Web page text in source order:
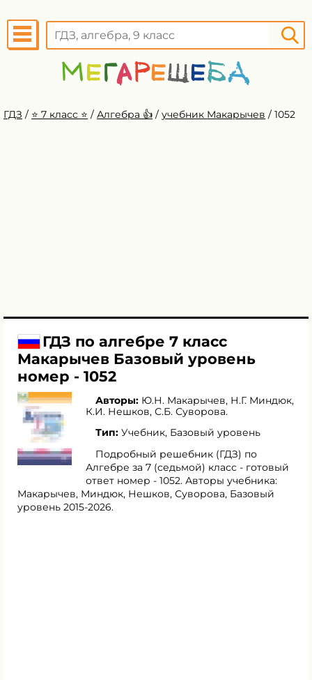
ГДЗ / ⭐️ 7 класс ⭐️ / Алгебра 👍 / учебник Макарычев / 1052
ГДЗ по алгебре 7 класс
Макарычев Базовый уровень
номер - 1052
Авторы: Ю.Н. Макарычев, Н.Г. Миндюк,
К.И. Нешков, С.Б. Суворова.
Тип: Учебник, Базовый уровень
Подробный решебник (ГДЗ) по
Алгебре за 7 (седьмой) класс - готовый
ответ номер - 1052. Авторы учебника:
Макарычев, Миндюк, Нешков, Суворова, Базовый
уровень 2015-2026.